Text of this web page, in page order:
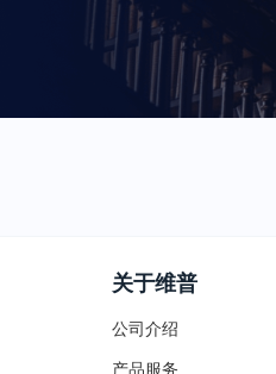
关于维普
公司介绍
产品服务